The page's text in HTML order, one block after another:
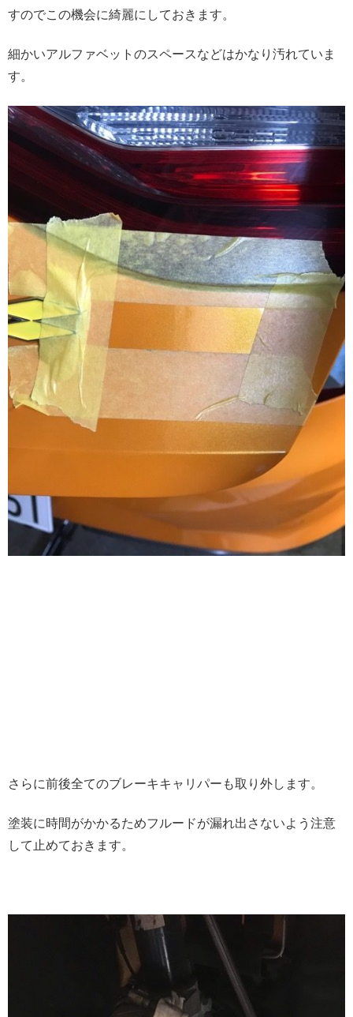
すのでこの機会に綺麗にしておきます。
細かいアルファベットのスペースなどはかなり汚れていま
す。
さらに前後全てのブレーキキャリパーも取り外します。
塗装に時間がかかるためフルードが漏れ出さないよう注意
して止めておきます。